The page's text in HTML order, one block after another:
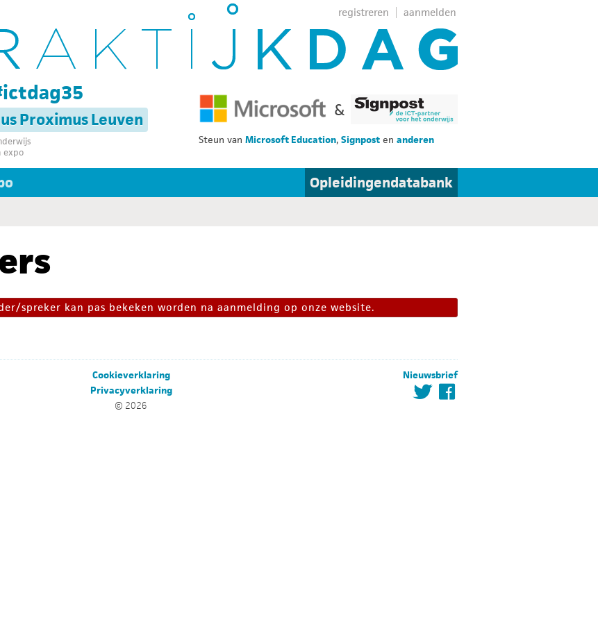
aanmelden
registreren
&
Steun van Microsoft Education, Signpost en anderen
Proximus Leuven
expo
Opleidingendatabank
spreker kan pas bekeken worden na aanmelding op onze website.
Cookieverklaring
Privacyverklaring
© 2026
Nieuwsbrief